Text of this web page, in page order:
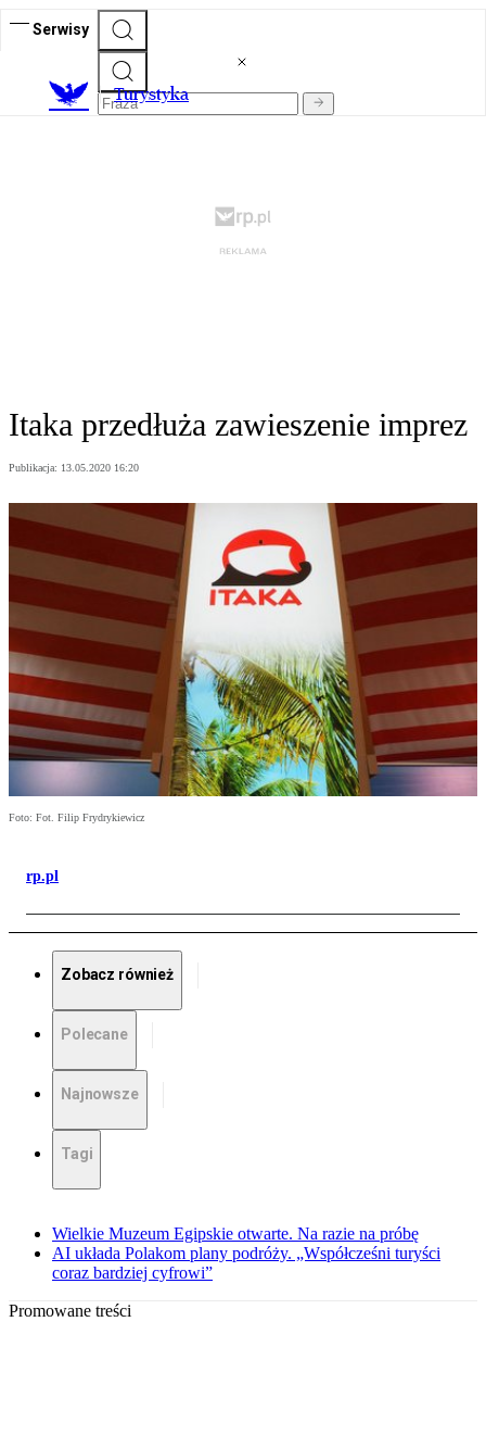
Serwisy
Turystyka
Itaka przedłuża zawieszenie imprez
Publikacja: 13.05.2020 16:20
Foto: Fot. Filip Frydrykiewicz
rp.pl
Zobacz również
Polecane
Najnowsze
Tagi
Wielkie Muzeum Egipskie otwarte. Na razie na próbę
AI układa Polakom plany podróży. „Współcześni turyści
coraz bardziej cyfrowi”
Promowane treści